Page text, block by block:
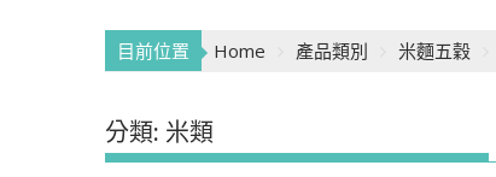
目前位置 Home 產品類別 米麵五穀
分類: 米類